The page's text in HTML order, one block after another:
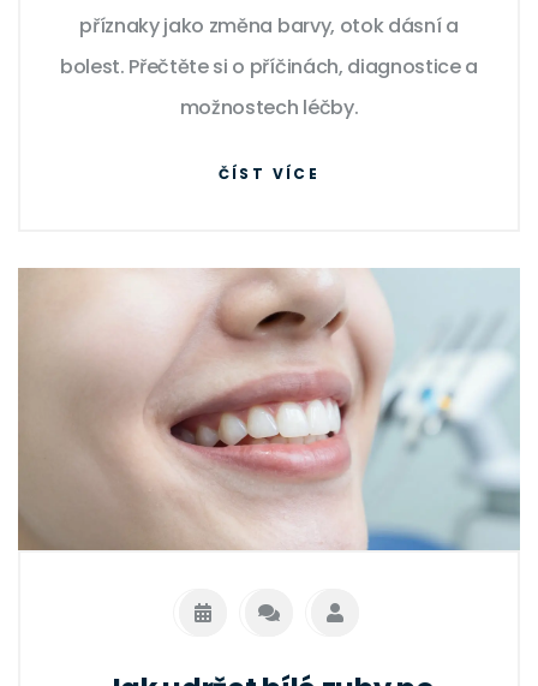
příznaky jako změna barvy, otok dásní a
bolest. Přečtěte si o příčinách, diagnostice a
možnostech léčby.
ČÍST VÍCE